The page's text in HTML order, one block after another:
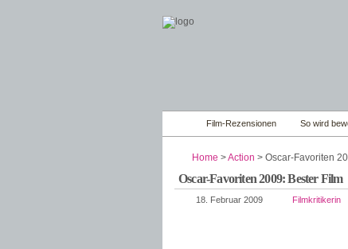
Film-Rezensionen So wird
Home >Action > Oscar-Favoriten
Oscar-Favoriten 2009: Bester Film
18. Februar 2009 Filmkritikerin